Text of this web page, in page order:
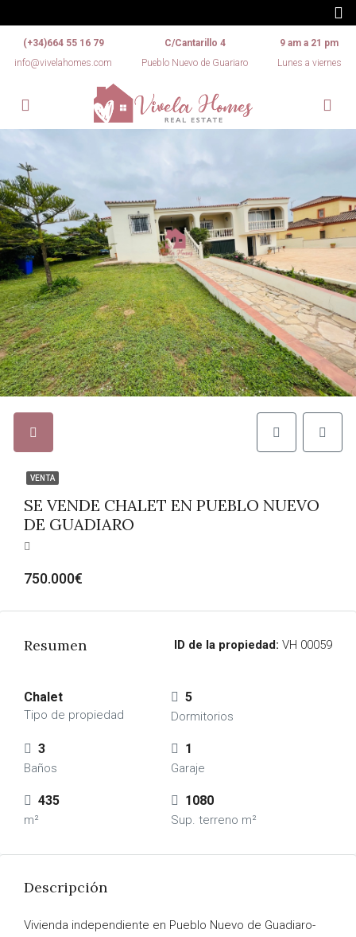
(+34)664 55 16 79
info@vivelahomes.com
C/Cantarillo 4
Pueblo Nuevo de Guariaro
9 am a 21 pm
Lunes a viernes
VENTA
SE VENDE CHALET EN PUEBLO NUEVO
DE GUADIARO
750.000€
Resumen ID de la propiedad: VH 00059
Chalet
Tipo de propiedad
5
Dormitorios
3
Baños
1
Garaje
435
m²
1080
Sup. terreno m²
Descripción
Vivienda independiente en Pueblo Nuevo de Guadiaro-